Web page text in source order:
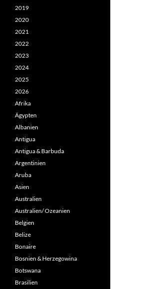
2019
2020
2021
2022
2023
2024
2025
2026
Afrika
Ägypten
Albanien
Antigua
Antigua & Barbuda
Argentinien
Aruba
Asien
Australien
Australien/ Ozeanien
Belgien
Belize
Bonaire
Bosnien & Herzegowina
Botswana
Brasilien